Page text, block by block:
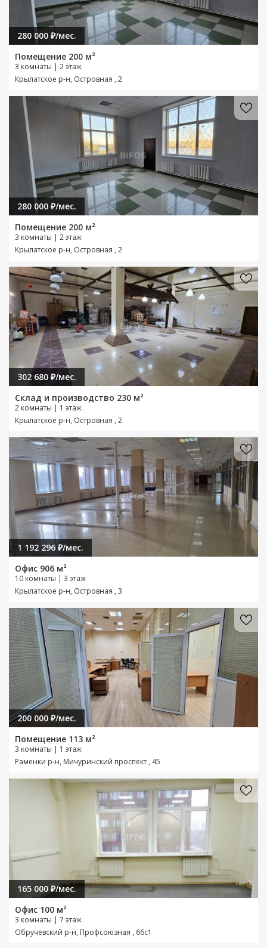
280 000 ₽/мес.
Помещение 200 м²
3 комнаты | 2 этаж
Крылатское р-н, Островная , 2
280 000 ₽/мес.
Помещение 200 м²
3 комнаты | 2 этаж
Крылатское р-н, Островная , 2
302 680 ₽/мес.
Склад и производство 230 м²
2 комнаты | 1 этаж
Крылатское р-н, Островная , 2
1 192 296 ₽/мес.
Офис 906 м²
10 комнаты | 3 этаж
Крылатское р-н, Островная , 3
200 000 ₽/мес.
Помещение 113 м²
3 комнаты | 1 этаж
Раменки р-н, Мичуринский проспект , 45
165 000 ₽/мес.
Офис 100 м²
3 комнаты | 7 этаж
Обручевский р-н, Профсоюзная , 66с1